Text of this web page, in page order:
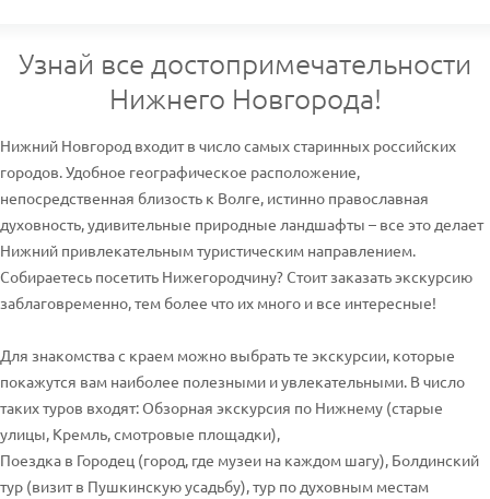
Узнай все достопримечательности
Нижнего Новгорода!
Нижний Новгород входит в число самых старинных российских
городов. Удобное географическое расположение,
непосредственная близость к Волге, истинно православная
духовность, удивительные природные ландшафты – все это делает
Нижний привлекательным туристическим направлением.
Собираетесь посетить Нижегородчину? Стоит заказать экскурсию
заблаговременно, тем более что их много и все интересные!
Для знакомства с краем можно выбрать те экскурсии, которые
покажутся вам наиболее полезными и увлекательными. В число
таких туров входят: Обзорная экскурсия по Нижнему (старые
улицы, Кремль, смотровые площадки),
Поездка в Городец (город, где музеи на каждом шагу), Болдинский
тур (визит в Пушкинскую усадьбу), тур по духовным местам